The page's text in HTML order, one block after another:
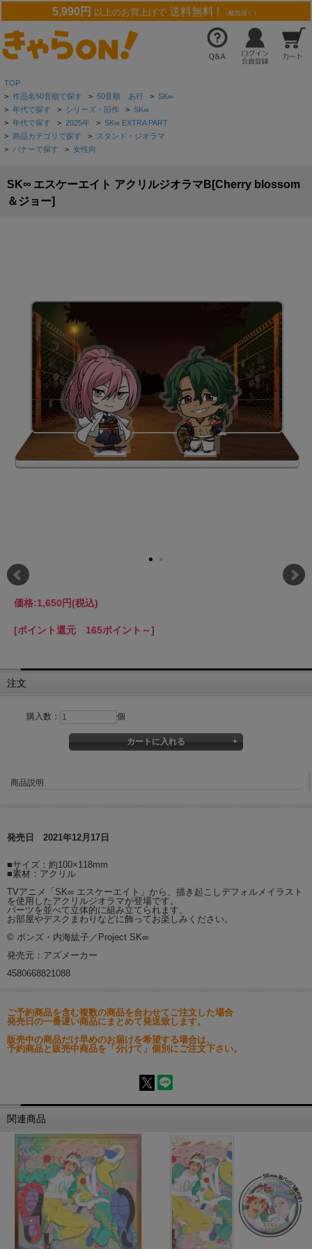
5,990円 以上のお買上げで 送料無料 ! （離島除く）
TOP
> 作品名50音順で探す > 50音順 あ行 > SK∞
> 年代で探す > シリーズ・旧作 > SK∞
> 年代で探す > 2025年 > SK∞ EXTRA PART
> 商品カテゴリで探す > スタンド・ジオラマ
> バナーで探す > 女性向
SK∞ エスケーエイト アクリルジオラマB[Cherry blossom
＆ジョー]
価格:1,650円(税込)
[ポイント還元 165ポイント～]
注文
購入数： 個
商品説明
発売日 2021年12月17日
■サイズ：約100×118mm
■素材：アクリル
TVアニメ「SK∞ エスケーエイト」から、描き起こしデフォルメイラスト
を使用したアクリルジオラマが登場です。
パーツを並べて立体的に組み立てられます。
お部屋やデスクまわりなどに飾ってお楽しみください。
© ボンズ・内海紘子／Project SK∞
発売元：アズメーカー
4580668821088
ご予約商品を含む複数の商品を合わせてご注文した場合
発売日の一番遅い商品にまとめて発送致します。
販売中の商品だけ早めのお届けを希望する場合は、
予約商品と販売中商品を「分けて」個別にご注文下さい。
関連商品